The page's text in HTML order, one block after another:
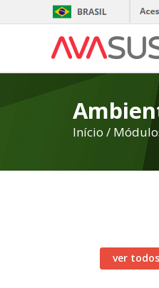
Início /
ver todos